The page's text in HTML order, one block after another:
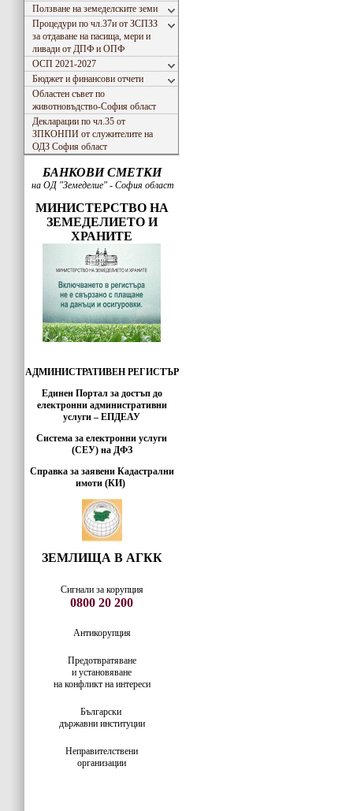
Ползване на земеделските земи
Процедури по чл.37и от ЗСПЗЗ
за отдаване на пасища, мери и
ливади от ДПФ и ОПФ
ОСП 2021-2027
Бюджет и финансови отчети
Областен съвет по
животновъдство-София област
Декларации по чл.35 от
ЗПКОНПИ от служителите на
ОДЗ София област
БАНКОВИ СМЕТКИ
на ОД "Земеделие" - София област
МИНИСТЕРСТВО НА
ЗЕМЕДЕЛИЕТО И
ХРАНИТЕ
АДМИНИСТРАТИВЕН РЕГИСТЪР
Единен Портал за достъп до
електронни административни
услуги – ЕПДЕАУ
Система за електронни услуги
(СЕУ) на ДФЗ
Справка за заявени Кадастрални
имоти (КИ)
ЗЕМЛИЩА В АГКК
Сигнали за корупция
0800 20 200
Антикорупция
Предотвратяване
и установяване
на конфликт на интереси
Български
държавни институции
Неправителствени
организации